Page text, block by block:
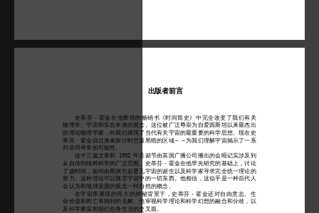
出版者前言
史蒂芬·霍金在他辉煌的畅销书《时间简史》中完全改变了我们有关
物理学、宇宙和实在本身的观念。这位被广泛尊崇为自爱因斯坦以来最杰出
的理论物理学家，向我们展现了当代有关宇宙的最重要的科学思想。现在史
蒂芬·霍金回过身来探讨时空最黑暗的区域⋯⋯为我们理解宇宙揭示了一系
列非同寻常的可能性。
这十三篇文章和
1992 年圣诞节由英国广播公司播出的会晤记实涉及到
从自传到纯粹科学的广泛范围。史蒂芬·霍金在他早先研究的基础上，讨论
了虚时间，如何由黑洞引起婴儿宇宙的诞生以及科学家寻求完全统一理论的
努力。这种理论可以预言宇宙中的一切东西。他相信，这似乎是一种后代人
会认为和地球是圆的观念一样自然的概念。
在宇宙所展现的伟大的神秘背景下，史蒂芬·霍金还对自由意志、生
命价值和死亡有独到的见解。他审视科学理论和科学幻想的融合和分歧，以
及科学事实和我们自身生活的交叉面。